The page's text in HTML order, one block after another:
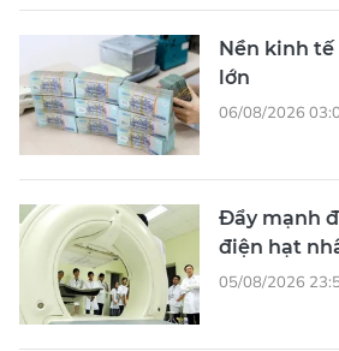
Nền kinh
lớn
06/08/2026
Đẩy mạnh
điện hạt
05/08/2026